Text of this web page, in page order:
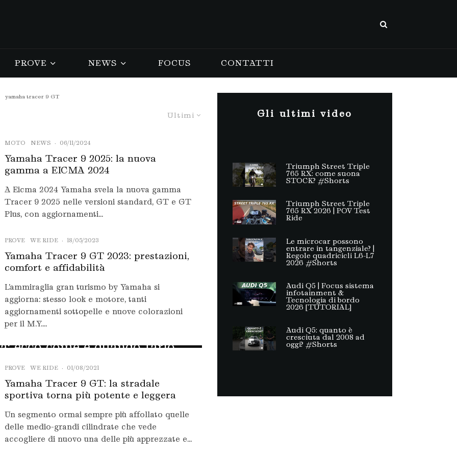
PROVE NEWS FOCUS CONTATTI
yamaha tracer 9 GT
Ultimi
MOTO NEWS · 06/11/2024
Yamaha Tracer 9 2025: la nuova
gamma a EICMA 2024
A Eicma 2024 Yamaha svela la nuova gamma
Tracer 9 2025 nelle versioni standard, GT e GT
Plus, con aggiornamenti...
PROVE WE RIDE · 18/05/2023
Yamaha Tracer 9 GT 2023: prestazioni,
comfort e affidabilità
L’ammiraglia gran turismo by Yamaha si
aggiorna: stesso look e motore, tanti
aggiornamenti sottopelle e nuove colorazioni
per il M.Y....
ecco come e quando farlo
PROVE WE RIDE · 01/08/2021
Yamaha Tracer 9 GT: la stradale
sportiva torna più potente e leggera
Un segmento ormai sempre più affollato quelle
delle medio-grandi cilindrate che vede
accogliere di nuovo una delle più apprezzate e...
Gli ultimi video
Triumph Street Triple
765 RX: come suona
STOCK? #Shorts
Triumph Street Triple
765 RX 2026 | POV Test
Ride
Le microcar possono
entrare in tangenziale? |
Regole quadricicli L6-L7
2026 #Shorts
Audi Q5 | Focus sistema
infotainment &
Tecnologia di bordo
2026 [TUTORIAL]
Audi Q5: quanto è
cresciuta dal 2008 ad
oggi? #Shorts
giornalistica in quanto viene aggiornato senza alcuna periodicità. Non può pertanto considerarsi un prodotto
L’autore del sito web non è responsabile dei siti collegati tramite link né del loro contenuto che può essere
non è responsabile per quanto pubblicato dai lettori nei commenti sottostanti ogni articolo. Verranno, ad ogni